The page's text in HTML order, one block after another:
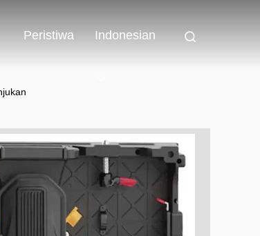
Peristiwa Indonesian